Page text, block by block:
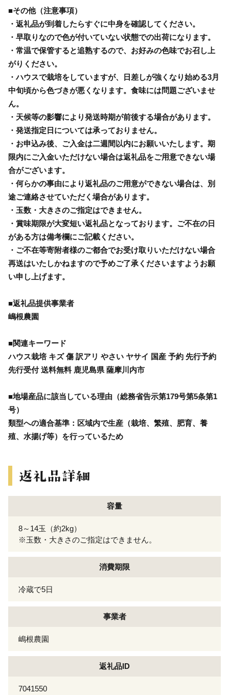
■その他（注意事項）
・返礼品が到着したらすぐに中身を確認してください。
・早取りなので色が付いていない状態での出荷になります。
・常温で保管すると追熟するので、お好みの色味でお召し上
がりください。
・ハウスで栽培をしていますが、日差しが強くなり始める3月
中旬頃から色づきが悪くなります。食味には問題ございませ
ん。
・天候等の影響により発送時期が前後する場合があります。
・発送指定日については承っておりません。
・お申込み後、ご入金は二週間以内にお願いいたします。期
限内にご入金いただけない場合は返礼品をご用意できない場
合がございます。
・何らかの事由により返礼品のご用意ができない場合は、別
途ご連絡させていただく場合があります。
・玉数・大きさのご指定はできません。
・賞味期限が大変短い返礼品となっております。ご不在の日
がある方は備考欄にご記載ください。
・ご不在等寄附者様のご都合でお受け取りいただけない場合
再送はいたしかねますので予めご了承くださいますようお願
い申し上げます。
■返礼品提供事業者
嶋根農園
■関連キーワード
ハウス栽培 キズ 傷 訳アリ やさい ヤサイ 国産 予約 先行予約
先行受付 送料無料 鹿児島県 薩摩川内市
■地場産品に該当している理由（総務省告示第179号第5条第1
号）
類型への適合基準：区域内で生産（栽培、繁殖、肥育、養
殖、水揚げ等）を行っているため
容量
8～14玉（約2kg）
※玉数・大きさのご指定はできません。
消費期限
冷蔵で5日
事業者
嶋根農園
返礼品ID
7041550